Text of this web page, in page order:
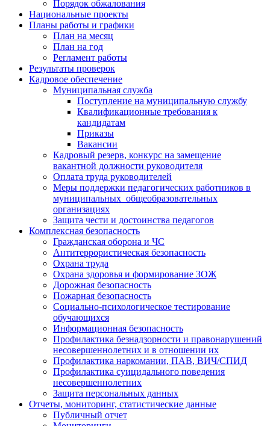
Порядок обжалования
Национальные проекты
Планы работы и графики
План на месяц
План на год
Регламент работы
Результаты проверок
Кадровое обеспечение
Муниципальная служба
Поступление на муниципальную службу
Квалификационные требования к
кандидатам
Приказы
Вакансии
Кадровый резерв, конкурс на замещение
вакантной должности руководителя
Оплата труда руководителей
Меры поддержки педагогических работников в
муниципальных общеобразовательных
организациях
Защита чести и достоинства педагогов
Комплексная безопасность
Гражданская оборона и ЧС
Антитеррористическая безопасность
Охрана труда
Охрана здоровья и формирование ЗОЖ
Дорожная безопасность
Пожарная безопасность
Социально-психологическое тестирование
обучающихся
Информационная безопасность
Профилактика безнадзорности и правонарушений
несовершеннолетних и в отношении их
Профилактика наркомании, ПАВ, ВИЧ/СПИД
Профилактика суицидального поведения
несовершеннолетних
Защита персональных данных
Отчеты, мониторинг, статистические данные
Публичный отчет